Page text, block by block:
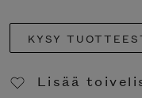
KYSY
Lisää